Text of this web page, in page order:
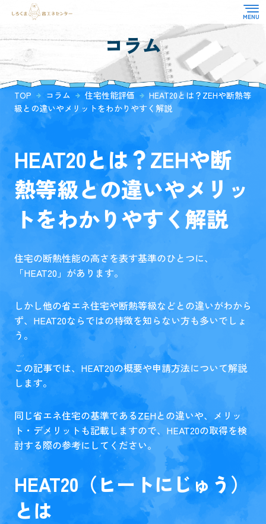
選ばれる理由
よくある質問
お知らせ
コラム
会社概要
対応業務
省エネ適合性判定
住宅性能評価
CASBEE
コラム
TOP コラム 住宅性能評価
HEAT20とは？ZEHや断熱等
級との違いやメリットをわかりやすく解説
HEAT20とは？ZEHや断
熱等級との違いやメリッ
トをわかりやすく解説
住宅の断熱性能の高さを表す基準のひとつに、
「HEAT20」があります。
しかし他の省エネ住宅や断熱等級などとの違いがわから
ず、HEAT20ならではの特徴を知らない方も多いでしょ
う。
この記事では、HEAT20の概要や申請方法について解説
します。
同じ省エネ住宅の基準であるZEHとの違いや、メリッ
ト・デメリットも記載しますので、HEAT20の取得を検
討する際の参考にしてください。
HEAT20（ヒートにじゅう）
とは